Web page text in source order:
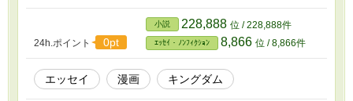
24h.ポイント 0pt
小説 228,888 位 / 228,888件
ｴｯｾｲ・ﾉﾝﾌｨｸｼｮﾝ 8,866 位 / 8,866件
エッセイ 漫画 キングダム